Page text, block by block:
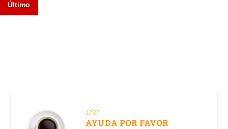
Último
1737
AYUDA POR FAVOR